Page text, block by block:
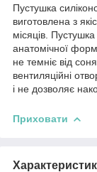
Пустушка
виготовлена ​​з
місяців.
анатомічної
не темніє від
вентиляційні
і не дозволяє
Приховати